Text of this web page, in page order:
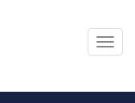
メ
ニ
ー